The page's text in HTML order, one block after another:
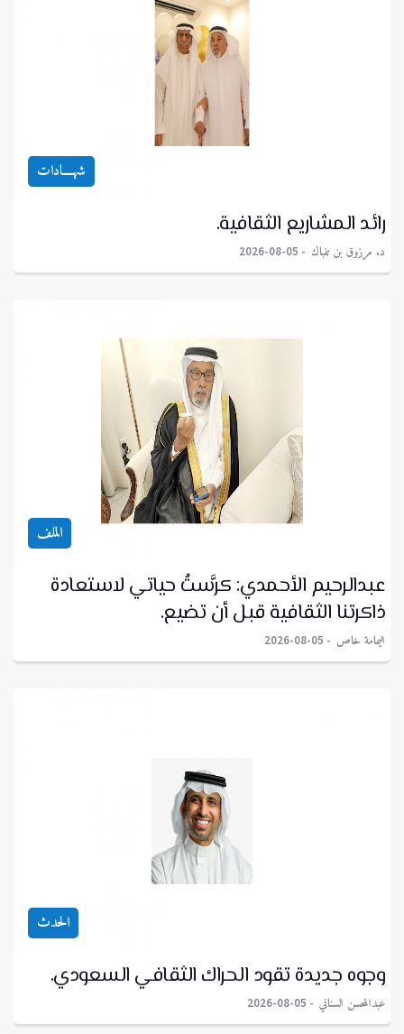
شهــــادات
رائد المشاريع الثقافية.
د. مرزوق بن تنباك 2026-08-05
الملف
عبدالرحيم الأحمدي: كرَّستُ حياتي لاستعادة
ذاكرتنا الثقافية قبل أن تضيع.
اليمامة خاص 2026-08-05
الحدث
وجوه جديدة تقود الحراك الثقافي السعودي.
عبدالمحسن السناني 2026-08-05